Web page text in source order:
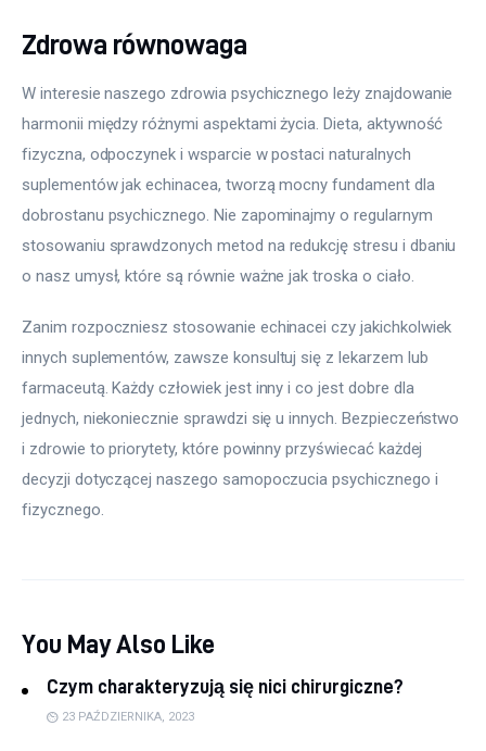
Zdrowa równowaga
W interesie naszego zdrowia psychicznego leży znajdowanie
harmonii między różnymi aspektami życia. Dieta, aktywność
fizyczna, odpoczynek i wsparcie w postaci naturalnych
suplementów jak echinacea, tworzą mocny fundament dla
dobrostanu psychicznego. Nie zapominajmy o regularnym
stosowaniu sprawdzonych metod na redukcję stresu i dbaniu
o nasz umysł, które są równie ważne jak troska o ciało.
Zanim rozpoczniesz stosowanie echinacei czy jakichkolwiek
innych suplementów, zawsze konsultuj się z lekarzem lub
farmaceutą. Każdy człowiek jest inny i co jest dobre dla
jednych, niekoniecznie sprawdzi się u innych. Bezpieczeństwo
i zdrowie to priorytety, które powinny przyświecać każdej
decyzji dotyczącej naszego samopoczucia psychicznego i
fizycznego.
You May Also Like
Czym charakteryzują się nici chirurgiczne?
23 PAŹDZIERNIKA, 2023